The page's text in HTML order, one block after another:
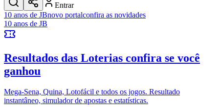
Para Sua Empresa
Publicidade Legal
Política
Esportes
Saúde
Entrar
10 anos de JBnovo portalconfira as novidades
10 anos de JB
Resultados das Loterias confira se você
ganhou
Mega-Sena, Quina, Lotofácil e todos os jogos. Resultado
instantâneo, simulador de apostas e estatísticas.